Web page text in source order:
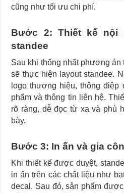
cũng như tối ưu chi phí.
Bước 2: Thiết kế nội
standee
Sau khi thống nhất phương án
sẽ thực hiện layout standee.
logo thương hiệu, thông điệp
phẩm và thông tin liên hệ.
rõ ràng, dễ đọc từ xa và phù
bày.
Bước 3: In ấn và gia
Khi thiết kế được duyệt,
in ấn trên các chất liệu như
decal. Sau đó, sản phẩm